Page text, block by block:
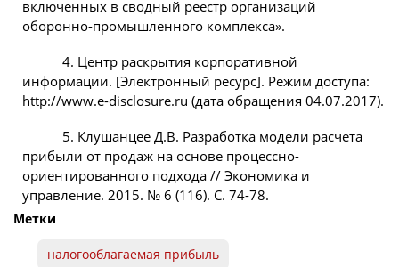
включенных в сводный реестр организаций
оборонно-промышленного комплекса».
4. Центр раскрытия корпоративной
информации. [Электронный ресурс]. Режим доступа:
http://www.e-disclosure.ru (дата обращения 04.07.2017).
5. Клушанцее Д.В. Разработка модели расчета
прибыли от продаж на основе процессно-
ориентированного подхода // Экономика и
управление. 2015. № 6 (116). С. 74-78.
Метки
налогооблагаемая прибыль